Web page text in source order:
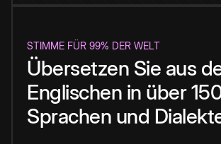
STIMME FÜR 99% DER WELT
Übersetzen Sie aus
Englischen in über
Sprachen und